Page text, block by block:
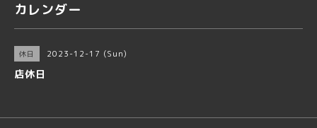
カレンダー
休日 2023-12-17 (Sun)
店休日